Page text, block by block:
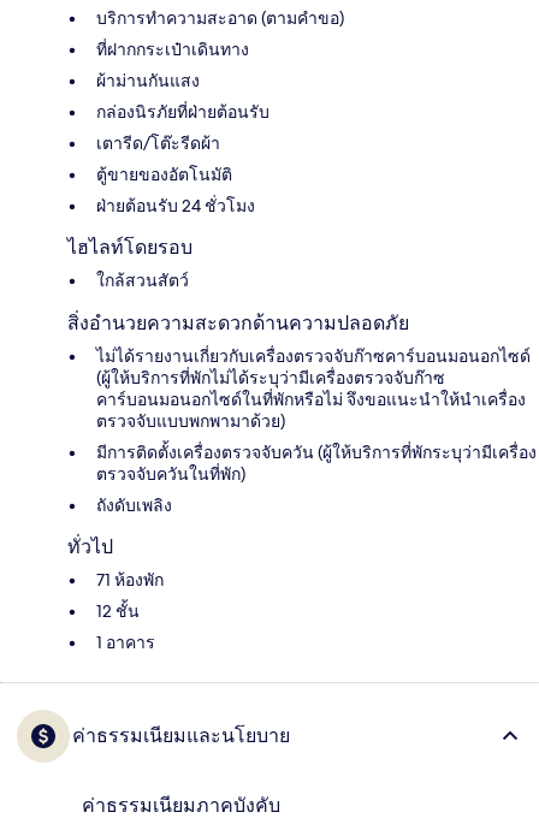
บริการทำความสะอาด (ตามคำขอ)
ที่ฝากกระเป๋าเดินทาง
ผ้าม่านกันแสง
กล่องนิรภัยที่ฝ่ายต้อนรับ
เตารีด/โต๊ะรีดผ้า
ตู้ขายของอัตโนมัติ
ฝ่ายต้อนรับ 24 ชั่วโมง
ไฮไลท์โดยรอบ
ใกล้สวนสัตว์
สิ่งอำนวยความสะดวกด้านความปลอดภัย
ไม่ได้รายงานเกี่ยวกับเครื่องตรวจจับก๊าซคาร์บอนมอนอกไซด์
(ผู้ให้บริการที่พักไม่ได้ระบุว่ามีเครื่องตรวจจับก๊าซ
คาร์บอนมอนอกไซด์ในที่พักหรือไม่ จึงขอแนะนำให้นำเครื่อง
ตรวจจับแบบพกพามาด้วย)
มีการติดตั้งเครื่องตรวจจับควัน (ผู้ให้บริการที่พักระบุว่ามีเครื่อง
ตรวจจับควันในที่พัก)
ถังดับเพลิง
ทั่วไป
71 ห้องพัก
12 ชั้น
1 อาคาร
ค่าธรรมเนียมและนโยบาย
ค่าธรรมเนียมภาคบังคับ